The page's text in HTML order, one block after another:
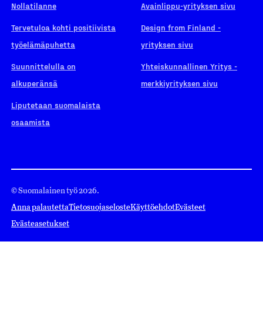
Nollatilanne
Tervetuloa kohti positiivista
työelämäpuhetta
Suunnittelulla on
alkuperänsä
Liputetaan suomalaista
osaamista
Avainlippu-yrityksen sivu
Design from Finland -
yrityksen sivu
Yhteiskunnallinen Yritys -
merkkiyrityksen sivu
© Suomalainen työ 2026.
Anna palautettaTietosuojaselosteKäyttöehdotEvästeet
Evästeasetukset